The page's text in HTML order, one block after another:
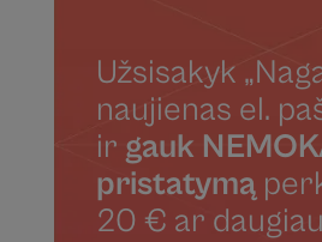
Užsisakyk
naujienas el.
ir gauk
pristatymą
20 € ar daugiau